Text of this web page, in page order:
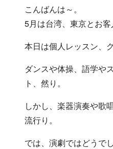
こんばんは～。
5月は台湾、東京とお
本日は個人レッスン、
ダンスや体操、語学や
ト、然り。
しかし、楽器演奏や歌
流行り。
では、演劇ではどうで